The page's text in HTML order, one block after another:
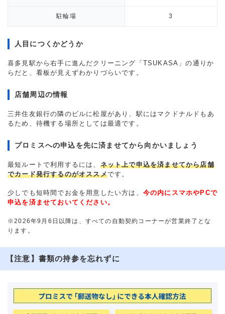
駐輪場 3
人目につくかどうか
喜多見駅から右手に進んだクリーニング「TSUKASA」の通りか
らだと、看板が見えずわかりづらいです。
店舗周辺の情報
三井住友銀行の隣のビルに松屋があり、駅にはマクドナルドもあ
るため、待機する場所としては最適です。
プロミスへの申込を先に済ませてから向かいましょう
最短ルートで利用するには、 ネット上で申込を済ませてから店舗
でカード発行するのがオススメです。
少しでも短時間でお金を用意したい方は、 今の内にスマホやPCで
申込を済ませておいてください。
※2026年9月6日以降は、すべての自動契約コーナーが営業終了とな
ります。
【注意】書類の持参を忘れずに